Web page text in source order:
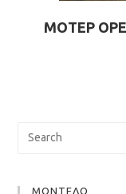
ΜΟΤΕΡ
ΜΟΝΤΕΛΟ